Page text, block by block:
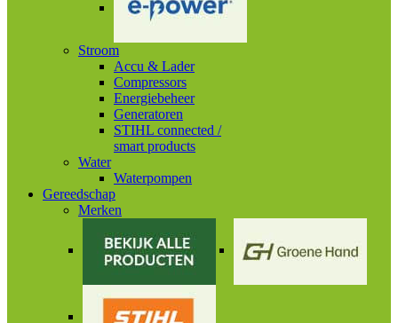
Stroom
Accu & Lader
Compressors
Energiebeheer
Generatoren
STIHL connected /
smart products
Water
Waterpompen
Gereedschap
Merken